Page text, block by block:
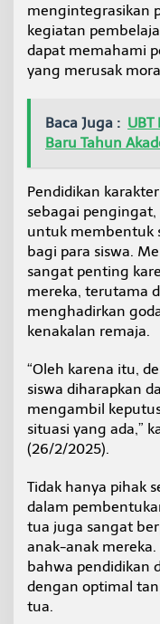
mengintegrasikan
kegiatan
dapat memahami
yang merusak
Baca Juga :
Baru Tahun
Pendidikan
sebagai
untuk membentuk
bagi para siswa.
sangat penting
mereka, terutama
menghadirkan
kenakalan remaja.
“Oleh karena itu,
siswa diharapkan
mengambil
situasi yang ada,”
(26/2/2025).
Tidak hanya pihak
dalam
tua juga sangat
anak-anak
bahwa pendidikan
dengan optimal
tua.